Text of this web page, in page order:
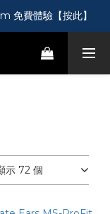
免費體驗【按此】
免費體驗【按此】
即享免運！
免費體驗【按此】
示 72 個